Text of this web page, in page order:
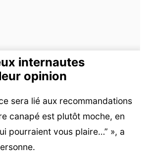
internautes
opinion
sera lié aux recommandations
canapé est plutôt moche, en
pourraient vous plaire…” », a